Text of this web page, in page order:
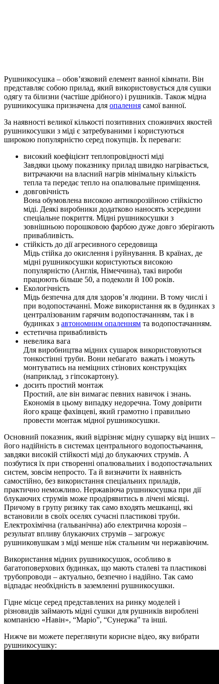
Рушникосушка – обов’язковий елемент ванної кімнати. Він
представляє собою прилад, який використовується для сушки
одягу та білизни (частіше дрібного) і рушників. Також мідна
рушникосушка призначена для опалення самої ванної.
За наявності великої кількості позитивних споживчих якостей
рушникосушки з міді є затребуваними і користуються
широкою популярністю серед покупців. Їх переваги:
високий коефіцієнт теплопровідності міді
Завдяки цьому показнику прилад швидко нагрівається,
витрачаючи на власний нагрів мінімальну кількість
тепла та передає тепло на опалювальне приміщення.
довговічність
Вона обумовлена ​​високою антикорозійною стійкістю
міді. Деякі виробники додатково наносять зсередини
спеціальне покриття. Мідні рушникосушки з
зовнішньою порошковою фарбою дуже довго зберігають
привабливість.
стійкість до дії агресивного середовища
Мідь стійка до окислення і руйнування. В країнах, де
мідні рушникосушки користуються високою
популярністю (Англія, Німеччина), такі вироби
працюють більше 50, а подеколи й 100 років.
Екологічність
Мідь безпечна для для здоров’я людини. В тому числі і
при водопостачанні. Може використання як в будинках з
централізованим гарячим водопостачанням, так і в
будинках з автономним опаленням та водопостачанням.
естетична привабливість
невелика вага
Для виробництва мідних сушарок використовуються
тонкостінні труби. Вони небагато важать і можуть
монтуватись на неміцних стінових конструкціях
(наприклад, з гіпсокартону).
досить простий монтаж
Простий, але він вимагає певних навичок і знань.
Економія в цьому випадку недоречна. Тому довірити
його краще фахівцеві, який грамотно і правильно
провести монтаж мідної рушникосушки.
Основний показник, який відрізняє мідну сушарку від інших –
його надійність в системах центрального водопостьачання,
завдяки ​​високій стійкості міді до блукаючих струмів. А
позбутися їх при створенні опалювальних і водопостачальних
систем, зовсім непросто. Та й визначити їх наявність
самостійно, без використання спеціальних приладів,
практично неможливо. Нержавіюча рушникосушка при дії
блукаючих струмів може продірявитись в лічені місяці.
Причому в групу ризику так само входять мешканці, які
встановили в своїх оселях сучасні пластикові труби.
Електрохімічна (гальванічна) або електрична корозія –
результат впливу блукаючих струмів – загрожує
рушниковушкам з міді менше ніж стальним чи нержавіючим.
Використання мідних рушникосушок, особливо в
багатоповерхових будинках, що мають сталеві та пластикові
трубопроводи – актуально, безпечно і надійно. Так само
відпадає необхідність в заземленні рушникосушки.
Гідне місце серед представлених на ринку моделей і
різновидів займають мідні сушки для рушників вироблені
компанією «Навін», “Маріо”, “Сунержа” та інші.
Нижче ви можете переглянути корисне відео, яку вибрати
рушникосушку: